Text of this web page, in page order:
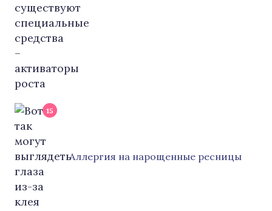
15
Аллергия на нарощенные ресницы